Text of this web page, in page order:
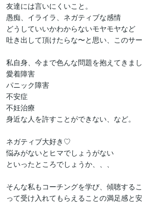
友達には言いにくいこと。
愚痴、イライラ、ネガティブな感情
どうしていいかわからないモヤモヤなど
吐き出して頂けたらな〜と思い、このサ
私自身、今まで色んな問題を抱えてきまし
愛着障害
パニック障害
不安症
不妊治療
身近な人を許すことができない、など。
ネガティブ大好き♡
悩みがないとヒマでしょうがない
といったところでしょうか、、、
そんな私もコーチングを学び、傾聴する
って受け入れてもらえることの満足感と